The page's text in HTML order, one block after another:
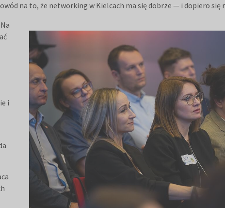
na to, że networking w Kielcach ma się dobrze — i dopiero się
i